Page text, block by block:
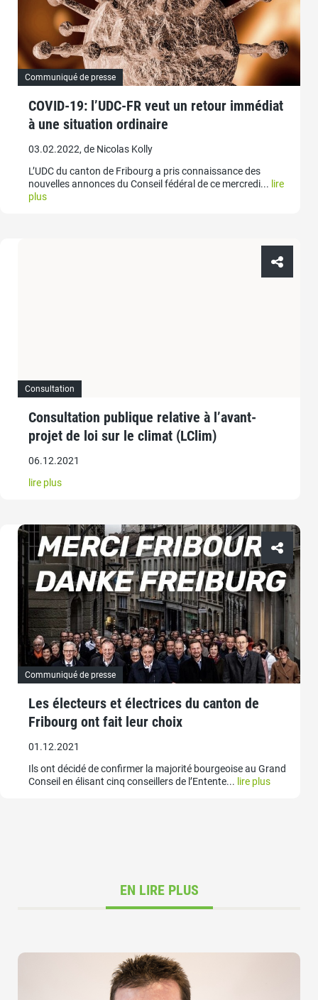
Communiqué de presse
COVID-19: l’UDC-FR veut un retour immédiat
à une situation ordinaire
03.02.2022, de Nicolas Kolly
L’UDC du canton de Fribourg a pris connaissance des
nouvelles annonces du Conseil fédéral de ce mercredi... lire
plus
Consultation
Consultation publique relative à l’avant-
projet de loi sur le climat (LClim)
06.12.2021
lire plus
Communiqué de presse
Les électeurs et électrices du canton de
Fribourg ont fait leur choix
01.12.2021
Ils ont décidé de confirmer la majorité bourgeoise au Grand
Conseil en élisant cinq conseillers de l’Entente... lire plus
EN LIRE PLUS